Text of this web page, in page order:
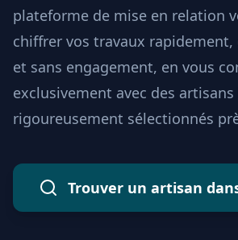
plateforme de mise en relation
chiffrer vos travaux
et sans engagement, en vous
exclusivement avec des
rigoureusement sélectionnés
Trouver un artisan